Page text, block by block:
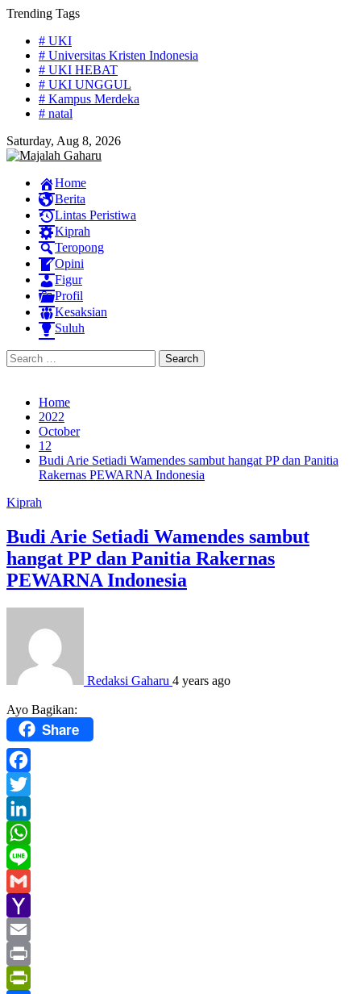
Skip
content
Trending Tags
# UKI
# Universitas Kristen Indonesia
# UKI HEBAT
# UKI UNGGUL
# Kampus Merdeka
# natal
Saturday, Aug 8, 2026
Home
Berita
Lintas Peristiwa
Kiprah
Teropong
Opini
Figur
Profil
Kesaksian
Suluh
Search
for:
Home
2022
October
12
Budi Arie Setiadi Wamendes sambut hangat PP dan Panitia
Rakernas PEWARNA Indonesia
Kiprah
Budi Arie Setiadi Wamendes sambut
hangat PP dan Panitia Rakernas
PEWARNA Indonesia
Redaksi Gaharu 4 years ago
Ayo Bagikan:
Share
Facebook
Twitter
LinkedIn
WhatsApp
Line
Gmail
Yahoo
Mail
Email
Print